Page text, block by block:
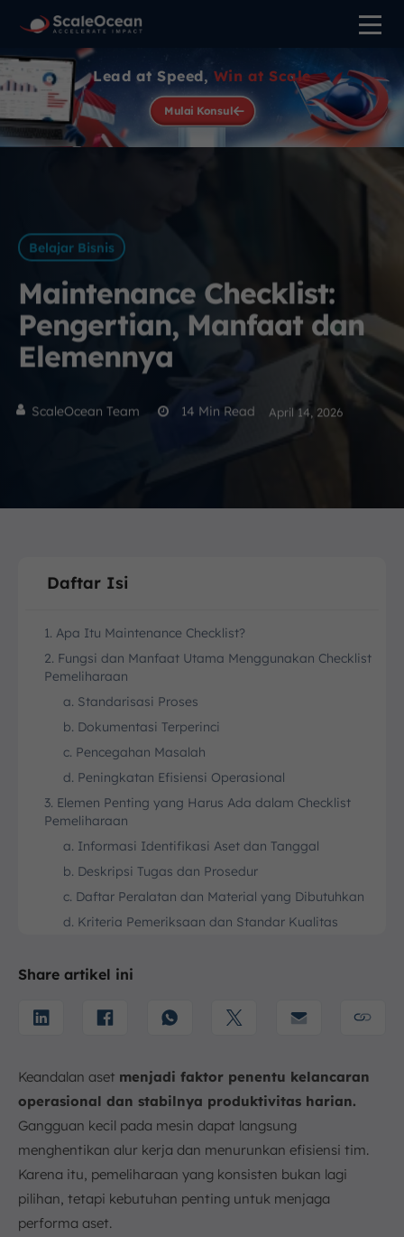
Lead at Speed, Win at Scale
Mulai Konsul
Belajar Bisnis
Maintenance Checklist:
Pengertian, Manfaat dan
Elemennya
ScaleOcean Team 14 Min Read April 14, 2026
Daftar Isi
1. Apa Itu Maintenance Checklist?
2. Fungsi dan Manfaat Utama Menggunakan Checklist
Pemeliharaan
a. Standarisasi Proses
b. Dokumentasi Terperinci
c. Pencegahan Masalah
d. Peningkatan Efisiensi Operasional
3. Elemen Penting yang Harus Ada dalam Checklist
Pemeliharaan
a. Informasi Identifikasi Aset dan Tanggal
b. Deskripsi Tugas dan Prosedur
c. Daftar Peralatan dan Material yang Dibutuhkan
d. Kriteria Pemeriksaan dan Standar Kualitas
4. Contoh Penerapan Maintenance Checklist di
a. Peralatan Industri dan Mesin Produksi
d. IT dan Perangkat Lunak
5. Langkah-langkah dalam Pelaksanaan Checklist
Maintenance
a. Persiapan Checklist dan Jadwal Pemeliharaan
b. Pelaksanaan Prosedur Pemeliharaan
c. Dokumentasi dan Tindak Lanjut
Share artikel ini
Keandalan aset menjadi faktor penentu kelancaran
operasional dan stabilnya produktivitas harian.
Gangguan kecil pada mesin dapat langsung
menghentikan alur kerja dan menurunkan efisiensi tim.
Karena itu, pemeliharaan yang konsisten bukan lagi
pilihan, tetapi kebutuhan penting untuk menjaga
performa aset.